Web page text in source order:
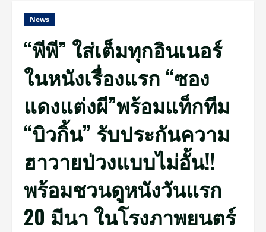
News
“พีพี” ใส่เต็มทุกอินเนอร์
ในหนังเรื่องแรก “ซอง
แดงแต่งผี”พร้อมแท็กทีม
“บิวกิ้น” รับประกันความ
ฮาวายป่วงแบบไม่อั้น!!
พร้อมชวนดูหนังวันแรก
20 มีนา ในโรงภาพยนตร์